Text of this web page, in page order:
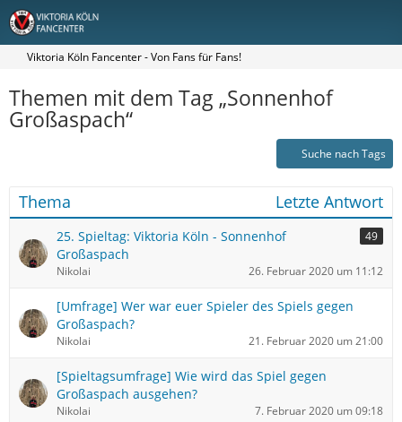
Viktoria Köln Fancenter - Von Fans für Fans!
Themen mit dem Tag „Sonnenhof
Großaspach“
Suche nach Tags
Thema Letzte Antwort
25. Spieltag: Viktoria Köln - Sonnenhof
Großaspach
49
Nikolai 26. Februar 2020 um 11:12
[Umfrage] Wer war euer Spieler des Spiels gegen
Großaspach?
Nikolai 21. Februar 2020 um 21:00
[Spieltagsumfrage] Wie wird das Spiel gegen
Großaspach ausgehen?
Nikolai 7. Februar 2020 um 09:18